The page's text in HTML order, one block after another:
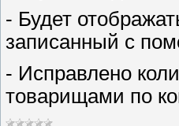
- Будет
записанный с
- Исправлено
товарищами по